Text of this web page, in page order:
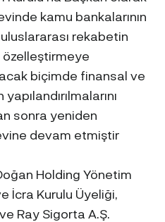
kamu bankalarının
rekabetin
özelleştirmeye
biçimde finansal ve
sonra yeniden
devam etmiştir
Holding Yönetim
İcra Kurulu Üyeliği,
Ray Sigorta A.Ş.